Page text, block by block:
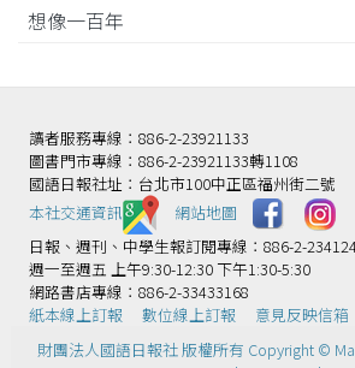
想像一百年
讀者服務專線：886-2-23921133
圖書門市專線：886-2-23921133轉1108
國語日報社址：台北市100中正區福州街二號
本社交通資訊️
網站地圖
日報、週刊、中學生報訂閱專線：886-2-
週一至週五 上午9:30-12:30 下午1:30-5:30
網路書店專線：886-2-33433168
紙本線上訂報
數位線上訂報
意見反映信箱
財團法人國語日報社 版權所有 Copyright ©